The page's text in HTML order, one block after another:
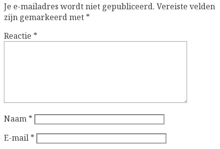
Je e-mailadres wordt niet gepubliceerd. Vereiste velden
zijn gemarkeerd met *
Reactie *
Naam *
E-mail *